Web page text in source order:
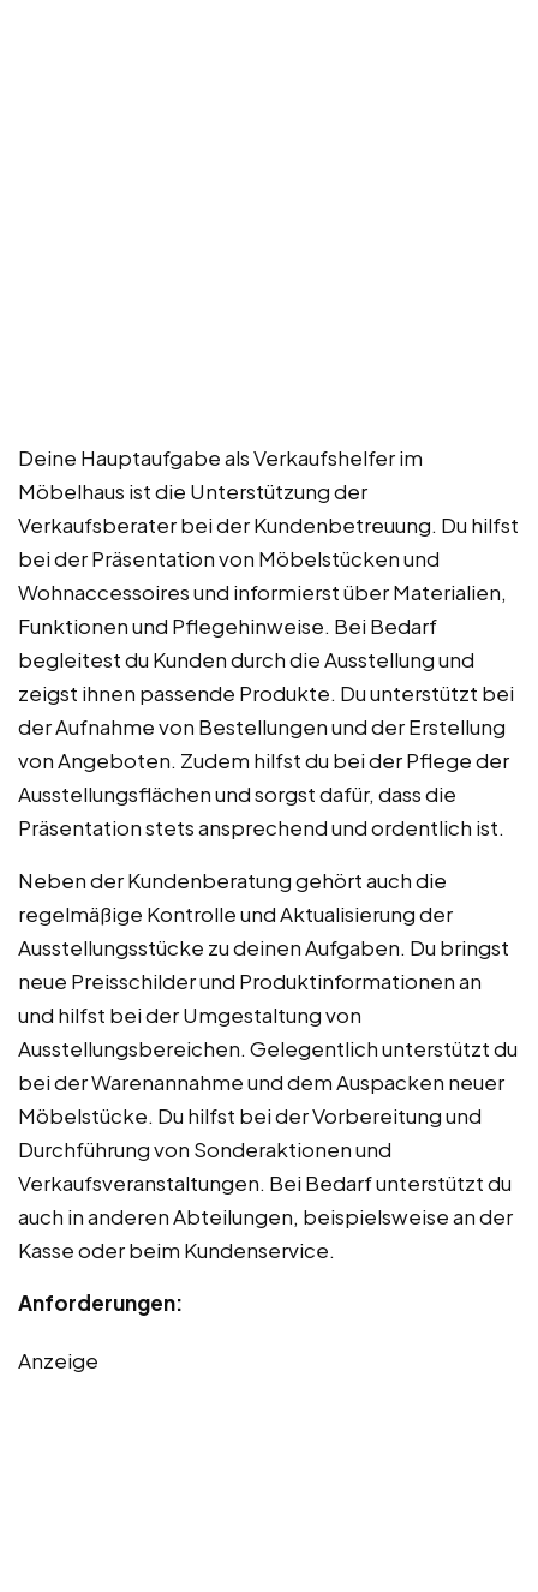
Deine Hauptaufgabe als Verkaufshelfer im
Möbelhaus ist die Unterstützung der
Verkaufsberater bei der Kundenbetreuung. Du hilfst
bei der Präsentation von Möbelstücken und
Wohnaccessoires und informierst über Materialien,
Funktionen und Pflegehinweise. Bei Bedarf
begleitest du Kunden durch die Ausstellung und
zeigst ihnen passende Produkte. Du unterstützt bei
der Aufnahme von Bestellungen und der Erstellung
von Angeboten. Zudem hilfst du bei der Pflege der
Ausstellungsflächen und sorgst dafür, dass die
Präsentation stets ansprechend und ordentlich ist.
Neben der Kundenberatung gehört auch die
regelmäßige Kontrolle und Aktualisierung der
Ausstellungsstücke zu deinen Aufgaben. Du bringst
neue Preisschilder und Produktinformationen an
und hilfst bei der Umgestaltung von
Ausstellungsbereichen. Gelegentlich unterstützt du
bei der Warenannahme und dem Auspacken neuer
Möbelstücke. Du hilfst bei der Vorbereitung und
Durchführung von Sonderaktionen und
Verkaufsveranstaltungen. Bei Bedarf unterstützt du
auch in anderen Abteilungen, beispielsweise an der
Kasse oder beim Kundenservice.
Anforderungen:
Anzeige